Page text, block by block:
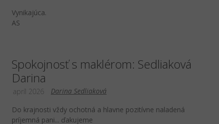
Vynikajúca.
AS
Spokojnosť s maklérom: Sedliaková
Darina
Darina Sedliaková
apríl 2026
Do krajnosti vždy ochotná a hlavne pozitívne naladená
príjemná pani... ďakujeme